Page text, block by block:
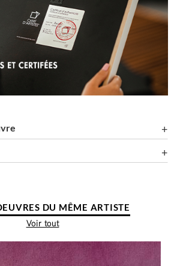
DU MÊME ARTISTE
Voir tout